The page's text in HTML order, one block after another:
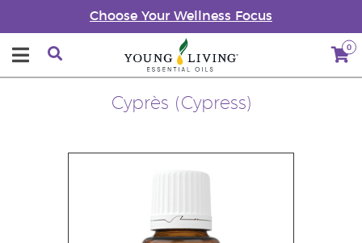
Choose Your Wellness Focus
0
Cyprès (Cypress)